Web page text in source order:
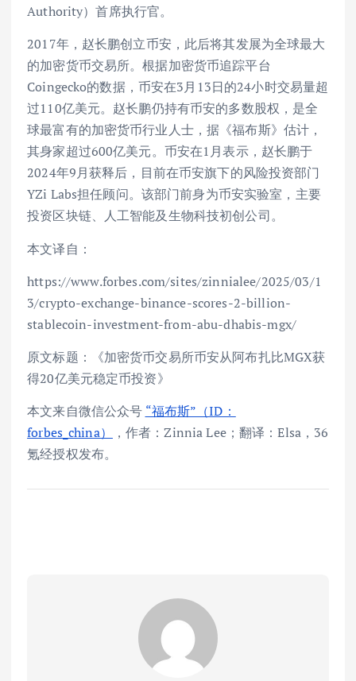
Authority）首席执行官。
2017年，赵长鹏创立币安，此后将其发展为全球最大
的加密货币交易所。根据加密货币追踪平台
Coingecko的数据，币安在3月13日的24小时交易量超
过110亿美元。赵长鹏仍持有币安的多数股权，是全
球最富有的加密货币行业人士，据《福布斯》估计，
其身家超过600亿美元。币安在1月表示，赵长鹏于
2024年9月获释后，目前在币安旗下的风险投资部门
YZi Labs担任顾问。该部门前身为币安实验室，主要
投资区块链、人工智能及生物科技初创公司。
本文译自：
https://www.forbes.com/sites/zinnialee/2025/03/1
3/crypto-exchange-binance-scores-2-billion-
stablecoin-investment-from-abu-dhabis-mgx/
原文标题：《加密货币交易所币安从阿布扎比MGX获
得20亿美元稳定币投资》
本文来自微信公众号 “福布斯”（ID：
forbes_china）
，作者：Zinnia Lee；翻译：Elsa，36
氪经授权发布。